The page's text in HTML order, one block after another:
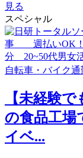
見る
スペシャル
【未経験
の食品工場
イベ...